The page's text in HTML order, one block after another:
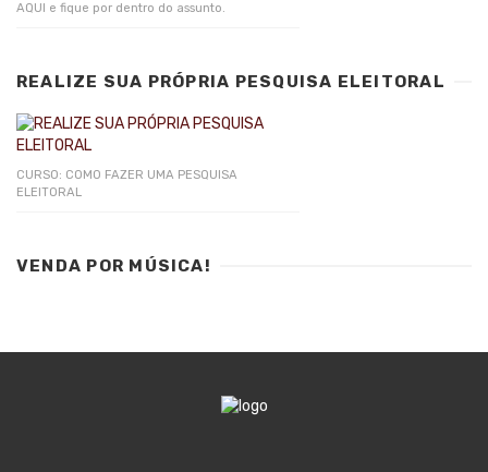
AQUI e fique por dentro do assunto.
REALIZE SUA PRÓPRIA PESQUISA ELEITORAL
CURSO: COMO FAZER UMA PESQUISA
ELEITORAL
VENDA POR MÚSICA!